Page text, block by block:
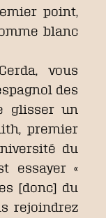
point,
blanc
vous
des
glisser un
premier
du
essayer «
[donc] du
rejoindrez